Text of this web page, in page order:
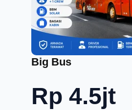
Big Bus
Rp 4.5jt